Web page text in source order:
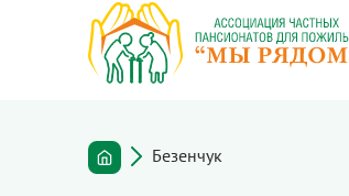
Безенчук